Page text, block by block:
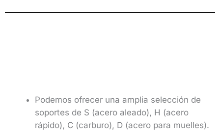
Podemos ofrecer una amplia selección de
soportes de S (acero aleado), H (acero
rápido), C (carburo), D (acero para muelles).